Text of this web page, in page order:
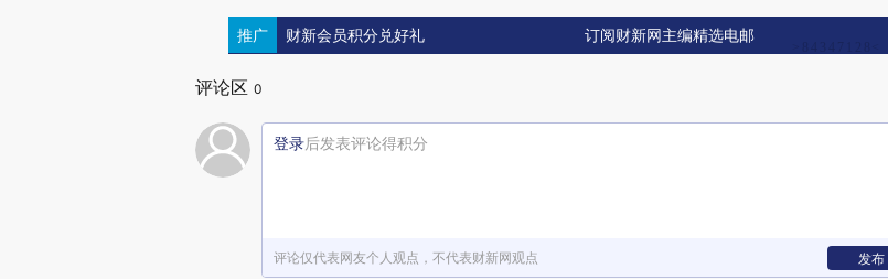
推广 财新会员积分兑好礼 订阅财新网主编精选电邮
评论区 0
登录后发表评论得积分
评论仅代表网友个人观点，不代表财新网观点 发布